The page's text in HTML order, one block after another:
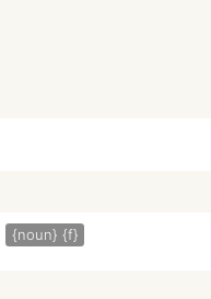
{noun} {f}